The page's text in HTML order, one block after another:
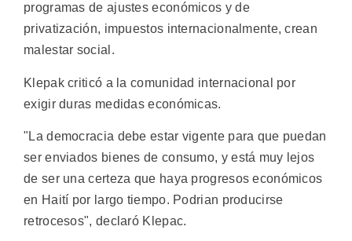
programas de ajustes económicos y de
privatización, impuestos internacionalmente, crean
malestar social.
Klepak criticó a la comunidad internacional por
exigir duras medidas económicas.
"La democracia debe estar vigente para que puedan
ser enviados bienes de consumo, y está muy lejos
de ser una certeza que haya progresos económicos
en Haití por largo tiempo. Podrian producirse
retrocesos", declaró Klepac.